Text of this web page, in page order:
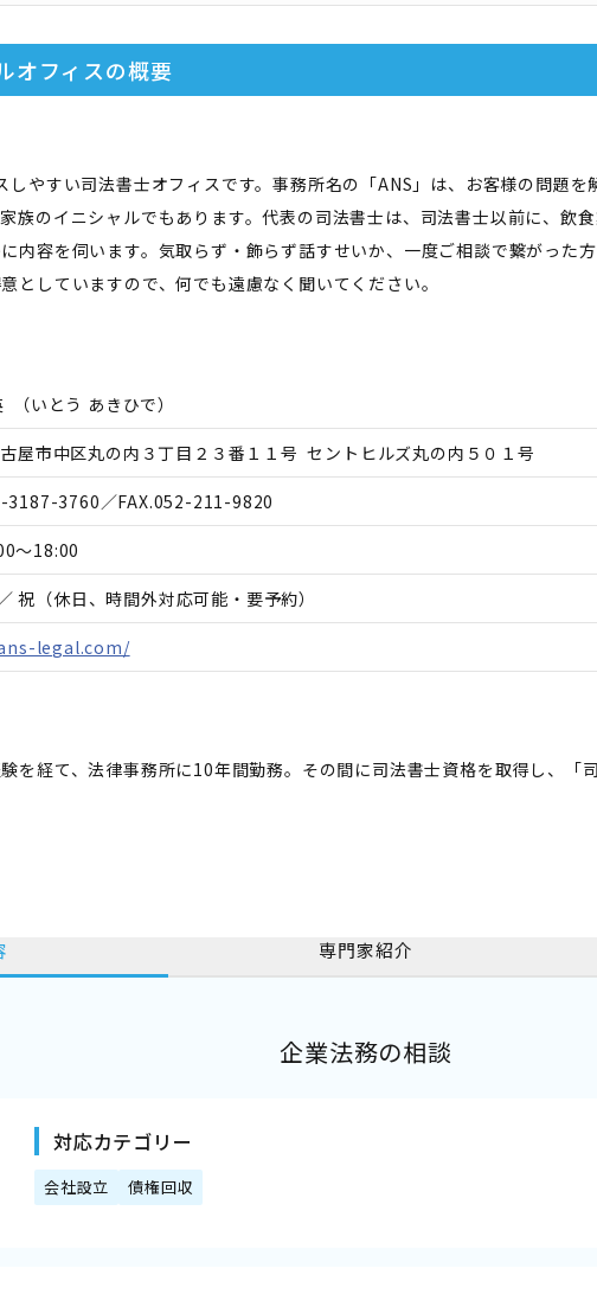
オフィスの概要
しやすい司法書士オフィスです。事務所名の「ANS」は、お客様の問題
族のイニシャルでもあります。代表の司法書士は、司法書士以前に、飲
内容を伺います。気取らず・飾らず話すせいか、一度ご相談で繋がった
としていますので、何でも遠慮なく聞いてください。
（いとう あきひで）
屋市中区丸の内３丁目２３番１１号 セントヒルズ丸の内５０１号
3187-3760／FAX.052-211-9820
～18:00
祝（休日、時間外対応可能・要予約）
legal.com/
を経て、法律事務所に10年間勤務。その間に司法書士資格を取得し、「
専門家紹介
企業法務の相談
対応カテゴリー
会社設立 債権回収